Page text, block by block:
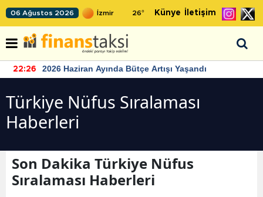
06 Ağustos 2026 26° Künye İletişim
22:26 2026 Haziran Ayında Bütçe Artışı Yaşandı
Türkiye Nüfus Sıralaması
Haberleri
Son Dakika Türkiye Nüfus
Sıralaması Haberleri